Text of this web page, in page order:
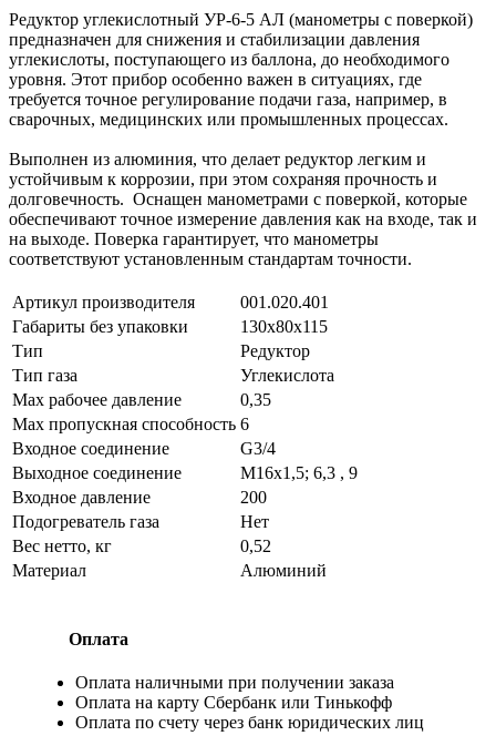
Редуктор углекислотный УР-6-5 АЛ (манометры с поверкой)
предназначен для снижения и стабилизации давления
углекислоты, поступающего из баллона, до необходимого
уровня. Этот прибор особенно важен в ситуациях, где
требуется точное регулирование подачи газа, например, в
сварочных, медицинских или промышленных процессах.
Выполнен из алюминия, что делает редуктор легким и
устойчивым к коррозии, при этом сохраняя прочность и
долговечность. Оснащен манометрами с поверкой, которые
обеспечивают точное измерение давления как на входе, так и
на выходе. Поверка гарантирует, что манометры
соответствуют установленным стандартам точности.
Артикул производителя
001.020.401
Габариты без упаковки
130х80х115
Тип
Редуктор
Тип газа
Углекислота
Мах рабочее давление
0,35
Max пропускная способность 6
Входное соединение
G3/4
Выходное соединение
М16х1,5; 6,3 , 9
Входное давление
200
Подогреватель газа
Нет
Вес нетто, кг
0,52
Материал
Алюминий
Оплата
Оплата наличными при получении заказа
Оплата на карту Сбербанк или Тинькофф
Оплата по счету через банк юридических лиц